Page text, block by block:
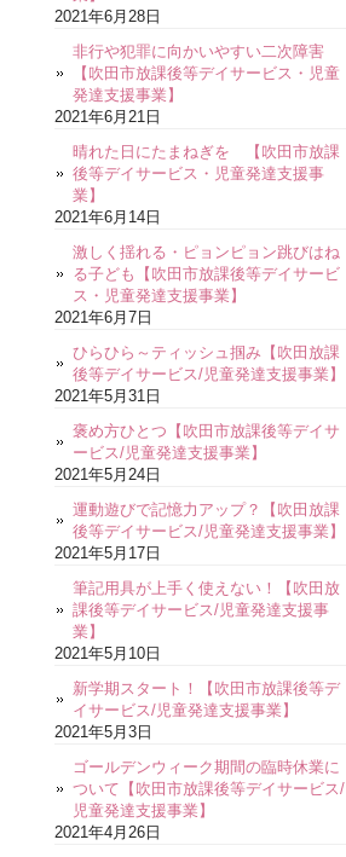
2021年6月28日
非行や犯罪に向かいやすい二次障害
【吹田市放課後等デイサービス・児童
発達支援事業】
2021年6月21日
晴れた日にたまねぎを 【吹田市放課
後等デイサービス・児童発達支援事
業】
2021年6月14日
激しく揺れる・ピョンピョン跳びはね
る子ども【吹田市放課後等デイサービ
ス・児童発達支援事業】
2021年6月7日
ひらひら～ティッシュ掴み【吹田放課
後等デイサービス/児童発達支援事業】
2021年5月31日
褒め方ひとつ【吹田市放課後等デイサ
ービス/児童発達支援事業】
2021年5月24日
運動遊びで記憶力アップ？【吹田放課
後等デイサービス/児童発達支援事業】
2021年5月17日
筆記用具が上手く使えない！【吹田放
課後等デイサービス/児童発達支援事
業】
2021年5月10日
新学期スタート！【吹田市放課後等デ
イサービス/児童発達支援事業】
2021年5月3日
ゴールデンウィーク期間の臨時休業に
ついて【吹田市放課後等デイサービス/
児童発達支援事業】
2021年4月26日